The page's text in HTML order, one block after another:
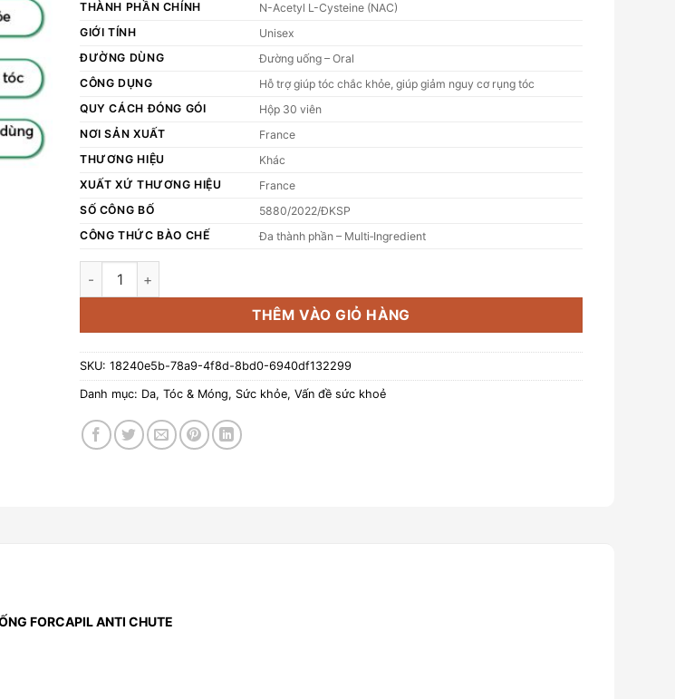
THÀNH PHẦN CHÍNH
N-Acetyl L-Cysteine (NAC)
GIỚI TÍNH
Unisex
ĐƯỜNG DÙNG
Đường uống – Oral
CÔNG DỤNG
Hỗ trợ giúp tóc chắc khỏe, giúp giảm nguy cơ rụng tóc
QUY CÁCH ĐÓNG GÓI
Hộp 30 viên
NƠI SẢN XUẤT
France
THƯƠNG HIỆU
Khác
XUẤT XỨ THƯƠNG HIỆU
France
SỐ CÔNG BỐ
5880/2022/ĐKSP
CÔNG THỨC BÀO CHẾ
Đa thành phần – Multi‑Ingredient
Viên uống ARKOPHARMA FORCAPIL ANTI CHUTE bổ sung biotin, hỗ trợ tóc chắc khỏe, giúp
THÊM VÀO GIỎ HÀNG
SKU: 18240e5b-78a9-4f8d-8bd0-6940df132299
Danh mục: Da, Tóc & Móng, Sức khỏe, Vấn đề sức khoẻ
FORCAPIL ANTI CHUTE